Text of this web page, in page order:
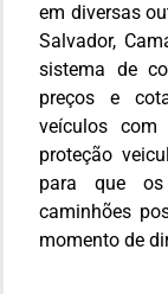
em diversas
Salvador,
sistema de
preços e
veículos com
proteção
para que
caminhões
momento de